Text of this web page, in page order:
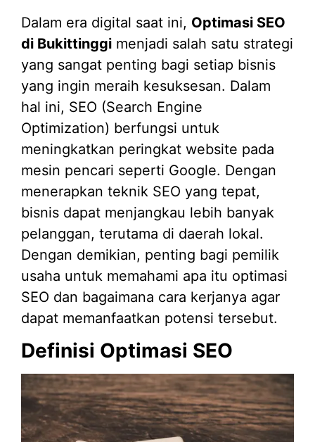
Dalam era digital saat ini, Optimasi SEO
di Bukittinggi menjadi salah satu strategi
yang sangat penting bagi setiap bisnis
yang ingin meraih kesuksesan. Dalam
hal ini, SEO (Search Engine
Optimization) berfungsi untuk
meningkatkan peringkat website pada
mesin pencari seperti Google. Dengan
menerapkan teknik SEO yang tepat,
bisnis dapat menjangkau lebih banyak
pelanggan, terutama di daerah lokal.
Dengan demikian, penting bagi pemilik
usaha untuk memahami apa itu optimasi
SEO dan bagaimana cara kerjanya agar
dapat memanfaatkan potensi tersebut.
Definisi Optimasi SEO